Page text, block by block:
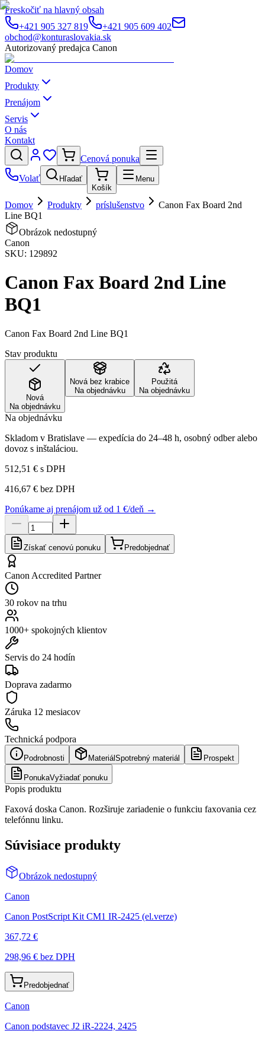
Preskočiť na hlavný obsah
+421 905 327 819
+421 905 609 402
obchod@konturaslovakia.sk
Autorizovaný predajca Canon
Domov
Produkty
Prenájom
Servis
O nás
Kontakt
Cenová ponuka
Volať
Hľadať
Košík
Menu
Domov Produkty príslušenstvo
Canon Fax Board 2nd
Line BQ1
Obrázok nedostupný
Canon
SKU: 129892
Canon Fax Board 2nd Line
BQ1
Canon Fax Board 2nd Line BQ1
Stav produktu
Nová
Na objednávku
Nová bez krabice
Na objednávku
Použitá
Na objednávku
Na objednávku
Skladom v Bratislave — expedícia do 24–48 h, osobný odber alebo
dovoz s inštaláciou.
512,51 € s DPH
416,67 € bez DPH
Ponúkame aj prenájom už od 1 €/deň →
Získať cenovú ponuku Predobjednať
Canon Accredited Partner
30 rokov na trhu
1000+ spokojných klientov
Servis do 24 hodín
Doprava zadarmo
Záruka 12 mesiacov
Technická podpora
Podrobnosti Materiál Spotrebný materiál Prospekt
PonukaVyžiadať ponuku
Popis produktu
Faxová doska Canon. Rozširuje zariadenie o funkciu faxovania cez
telefónnu linku.
Súvisiace produkty
Obrázok nedostupný
Canon
Canon PostScript Kit CM1 IR-2425 (el.verze)
367,72 €
298,96 € bez DPH
Predobjednať
Canon
Canon podstavec J2 iR-2224, 2425